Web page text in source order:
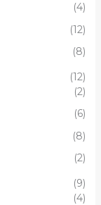
(4)
(12)
(8)
(12)
(2)
(6)
(8)
(2)
(9)
(4)